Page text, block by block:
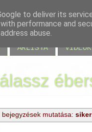
ÁRLISTA VIDEÓK
mutatása: siker.
to deliver its
performance and
abuse.